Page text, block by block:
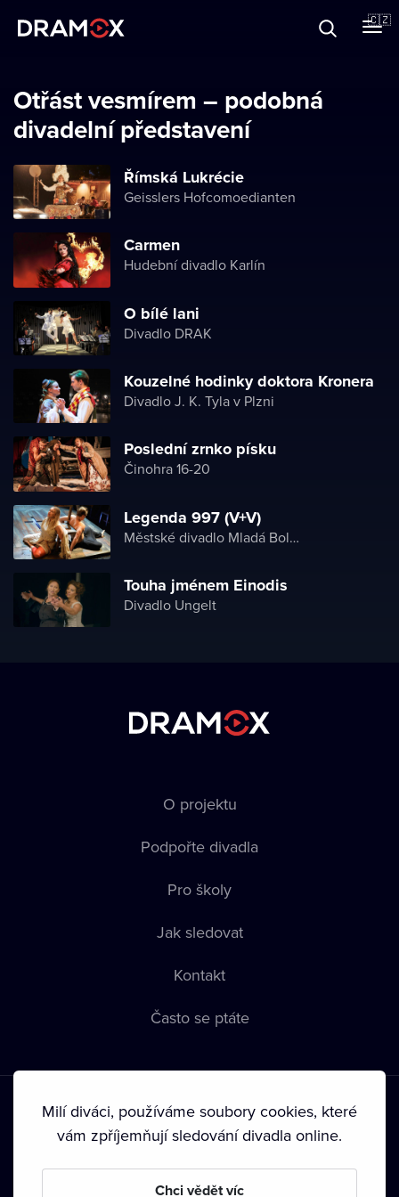
🇨🇿
Registrujte se
Otřást vesmírem – podobná
divadelní představení
Římská Lukrécie
Geisslers Hofcomoedianten
Carmen
Hudební divadlo Karlín
O bílé lani
Divadlo DRAK
Kouzelné hodinky doktora Kronera
Divadlo J. K. Tyla v Plzni
Poslední zrnko písku
Činohra 16-20
Legenda 997 (V+V)
Městské divadlo Mladá Boleslav
Touha jménem Einodis
Divadlo Ungelt
O projektu
Podpořte divadla
Pro školy
Jak sledovat
Kontakt
Často se ptáte
Podmínky používání • Ochrana soukromí • Zásady používání
• Autorská práva•
Milí diváci, používáme soubory cookies, které
vám zpříjemňují sledování divadla online.
Chci vědět víc